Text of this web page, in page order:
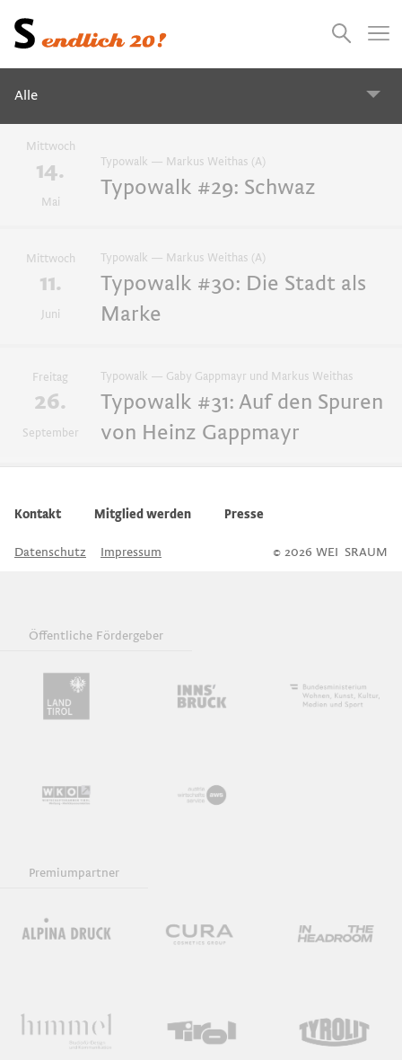
Presse
Videos
Suchen
Alle
Alle
2027
Insight - Impulse und Gespräch
Workshops
Exkursionen
Ausstellungen
Typowalks
DerStandard-Podcast mit Zsolt Wilhelm – Live aus
Mittwoch
14.
Mai
Typowalk — Markus Weithas (A)
Typowalk #29: Schwaz
Mittwoch
11.
Juni
Typowalk — Markus Weithas (A)
Typowalk #30: Die Stadt als
Marke
Freitag
26.
September
Typowalk — Gaby Gappmayr und Markus Weithas
Typowalk #31: Auf den Spuren
von Heinz Gappmayr
Kontakt Mitglied werden Presse
Datenschutz Impressum © 2026 WEI SRAUM
Öffentliche Fördergeber
Premiumpartner